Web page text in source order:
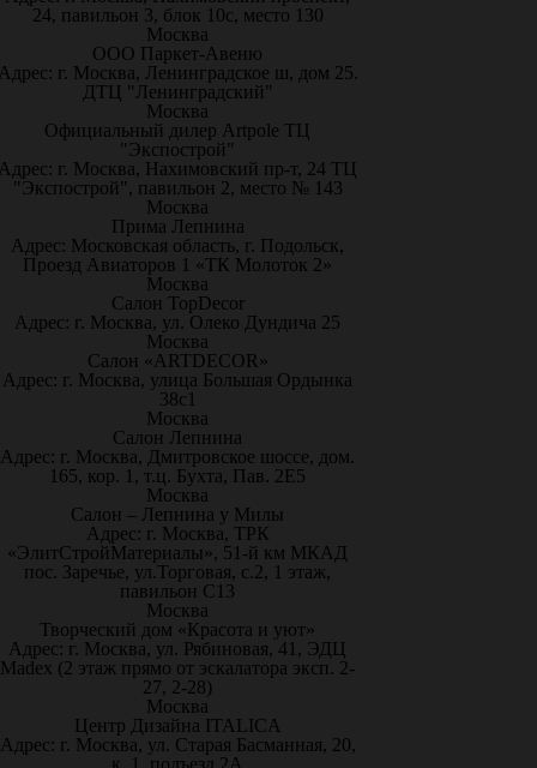
24, павильон 3, блок 10с, место 130
Москва
ООО Паркет-Авeню
г. Москва, Ленинградское ш, дом 25.
ДТЦ "Ленинградский"
Москва
Официальный дилер Artpole ТЦ
"Экспострой"
г. Москва, Нахимовский пр-т, 24 ТЦ
"Экспострой", павильон 2, место № 143
Москва
Прима Лепнина
Адрес: Московская область, г. Подольск,
Проезд Авиаторов 1 «ТК Молоток 2»
Москва
Салон TopDecor
Адрес: г. Москва, ул. Олеко Дундича 25
Москва
Салон «ARTDECOR»
Адрес: г. Москва, улица Большая Ордынка
38с1
Москва
Салон Лепнина
Адрес: г. Москва, Дмитровское шоссе, дом.
165, кор. 1, т.ц. Бухта, Пав. 2Е5
Москва
Салон – Лепнина у Милы
Адрес: г. Москва, ТРК
«ЭлитСтройМатериалы», 51-й км МКАД
пос. Заречье, ул.Торговая, с.2, 1 этаж,
павильон С13
Москва
Творческий дом «Красота и уют»
Адрес: г. Москва, ул. Рябиновая, 41, ЭДЦ
Madex (2 этаж прямо от эскалатора эксп. 2-
27, 2-28)
Москва
Центр Дизайна ITALICA
Адрес: г. Москва, ул. Старая Басманная, 20,
к. 1, подъезд 2А